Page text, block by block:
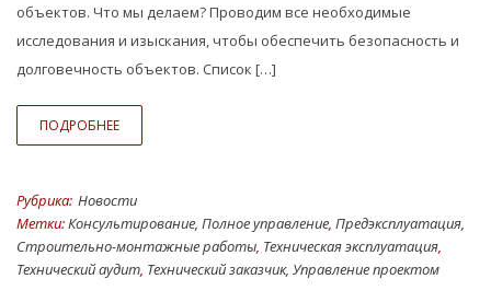
объектов. Что мы делаем? Проводим все необходимые
исследования и изыскания, чтобы обеспечить безопасность и
долговечность объектов. Список […]
ПОДРОБНЕЕ
Рубрика: Hовости
Метки:Консультирование, Полное управление, Предэксплуатация,
Строительно-монтажные работы, Техническая эксплуатация,
Технический аудит, Технический заказчик, Управление проектом